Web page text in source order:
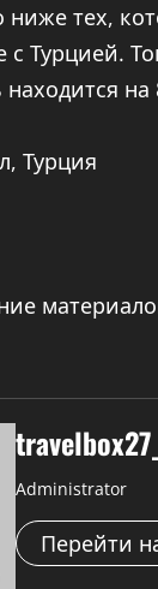
тех,
Турцией.
находится
Турция
travelbox27_
Administrator
Перейти